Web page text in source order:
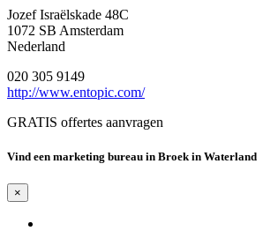
Jozef Israëlskade 48C
1072 SB Amsterdam
Nederland
020 305 9149
http://www.entopic.com/
GRATIS offertes aanvragen
Vind een marketing bureau in Broek in Waterland
×